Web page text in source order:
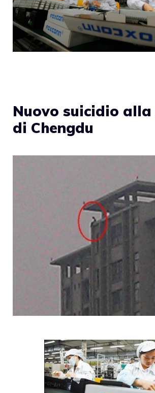
Nuovo suicidio alla
di Chengdu